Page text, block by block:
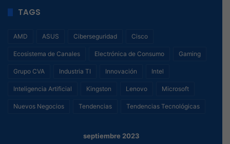
TAGS
AMD ASUS Ciberseguridad Cisco
Ecosistema de Canales Electrónica de Consumo Gaming
Grupo CVA Industria TI Innovación Intel
Inteligencia Artificial Kingston Lenovo Microsoft
Nuevos Negocios Tendencias Tendencias Tecnológicas
septiembre 2023